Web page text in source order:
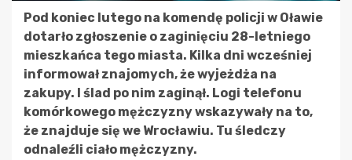
Pod koniec lutego na komendę policji w Oławie
dotarło zgłoszenie o zaginięciu 28-letniego
mieszkańca tego miasta. Kilka dni wcześniej
informował znajomych, że wyjeżdża na
zakupy. I ślad po nim zaginął. Logi telefonu
komórkowego mężczyzny wskazywały na to,
że znajduje się we Wrocławiu. Tu śledczy
odnaleźli ciało mężczyzny.